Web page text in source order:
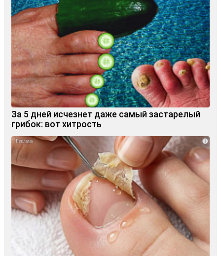
За 5 дней исчезнет даже самый застарелый
грибок: вот хитрость
i